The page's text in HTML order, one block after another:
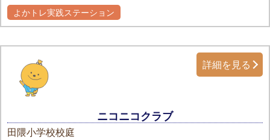
よかトレ実践ステーション
ニコニコクラブ
田隈小学校校庭
詳細を見る